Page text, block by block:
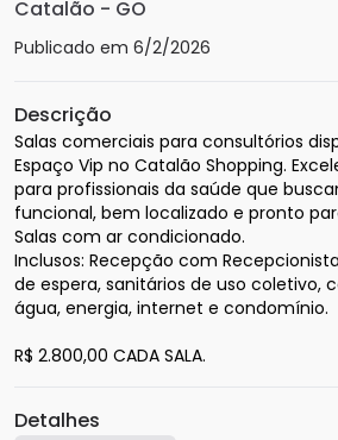
Catalão - GO
Publicado em 6/2/2026
Descrição
Salas comerciais para consultórios
Espaço Vip no Catalão Shopping.
para profissionais da saúde que
funcional, bem localizado e pronto
Salas com ar condicionado.
Inclusos: Recepção com
de espera, sanitários de uso coletivo,
água, energia, internet e condomínio.
R$ 2.800,00 CADA SALA.
Detalhes